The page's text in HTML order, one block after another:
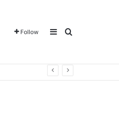
Follow Sidebar
Traži